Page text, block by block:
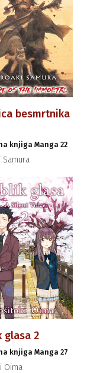
besmrtnika
knjiga Manga 22
Samura
glasa 2
knjiga Manga 27
Oima